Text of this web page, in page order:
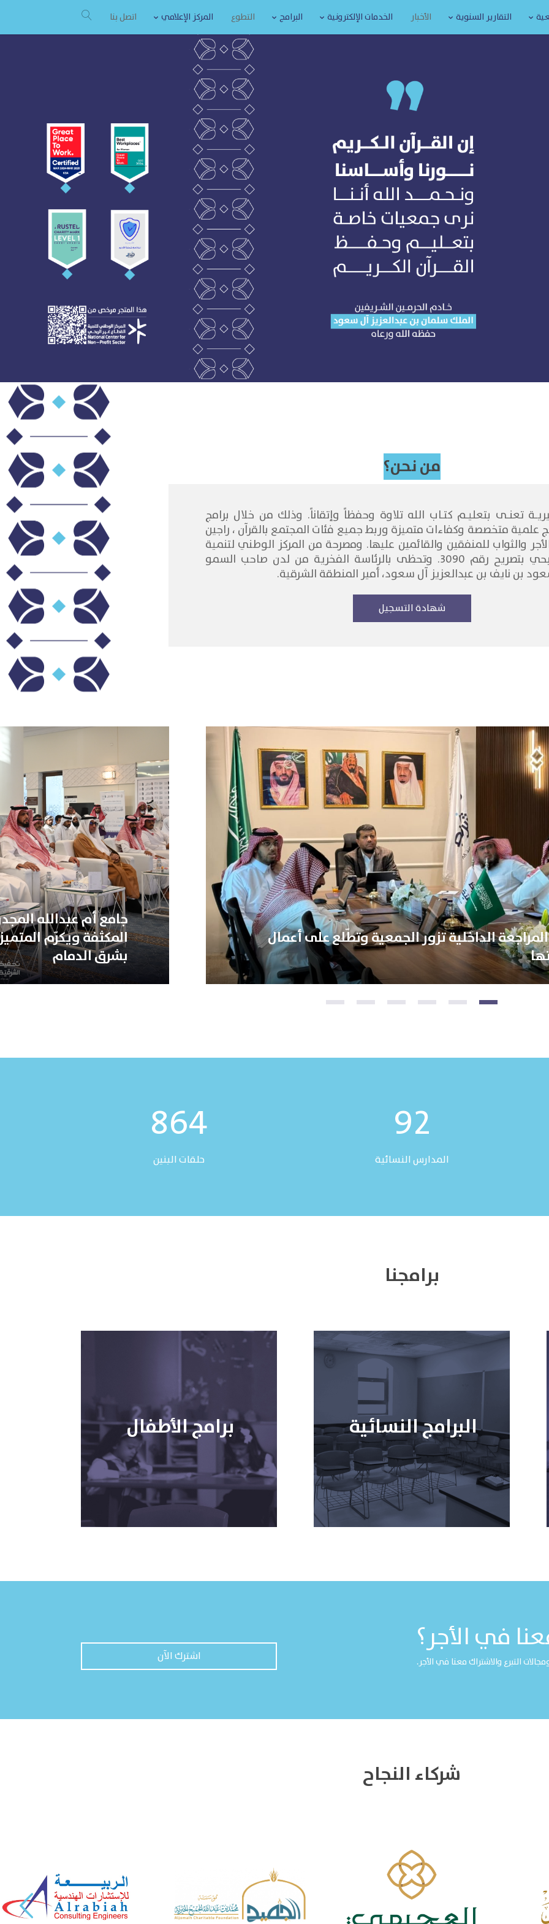
التقارير السنوية الأخبار الخدمات الإلكترونية البرامج التطوع المركز الإعلامي اتصل بنا
من نحن؟
تعنـى بتعليـم كتـاب الله تلاوة وحفظاً وإتقاناً. وذلك من خلال برامج
علمية متخصصة وكفاءات متميزة وربط جميع فئات المجتمع بالقرآن ، راجين
والثواب للمنفقين والقائمين عليها. ومصرحة من المركز الوطني لتنمية
القطاع الغير ربحي بتصريح رقم 3090. وتحظى بالرئاسة الفخرية من لدن صاحب السمو
بن نايف بن عبدالعزيز آل سعود، أمير المنطقة الشرقية.
شهادة التسجيل
الداخلية تزور الجمعية وتطّلع على أعمال
جامع أم عبدالله
المكثفة ويكرّم
بشرق الدمام
92
المدارس النسائية
864
حلقات البنين
برامجنا
البرامج النسائية برامج الأطفال
في الأجر؟
التبرع والاشتراك معنا في الأجر. اشترك الآن
شركاء النجاح